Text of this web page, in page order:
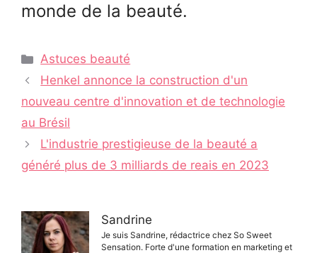
monde de la beauté.
Catégories
Astuces beauté
Navigation
des
Henkel annonce la construction d'un
nouveau centre d'innovation et de technologie
au Brésil
L'industrie prestigieuse de la beauté a
généré plus de 3 milliards de reais en 2023
Sandrine
Je suis Sandrine, rédactrice chez So Sweet
Sensation. Forte d'une formation en marketing et